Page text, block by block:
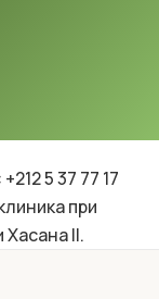
5 37 77 17
при
II.